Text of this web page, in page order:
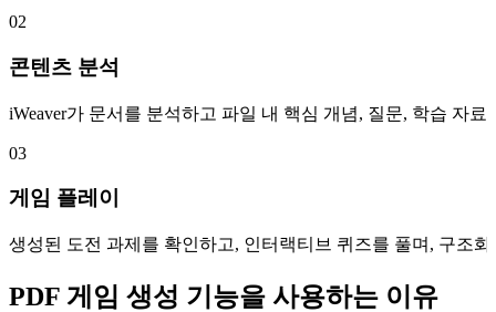
02
콘텐츠 분석
iWeaver가 문서를 분석하고 파일 내 핵심 개념, 질문, 학습 자
03
게임 플레이
생성된 도전 과제를 확인하고, 인터랙티브 퀴즈를 풀며, 구조
PDF 게임 생성 기능을 사용하는 이유